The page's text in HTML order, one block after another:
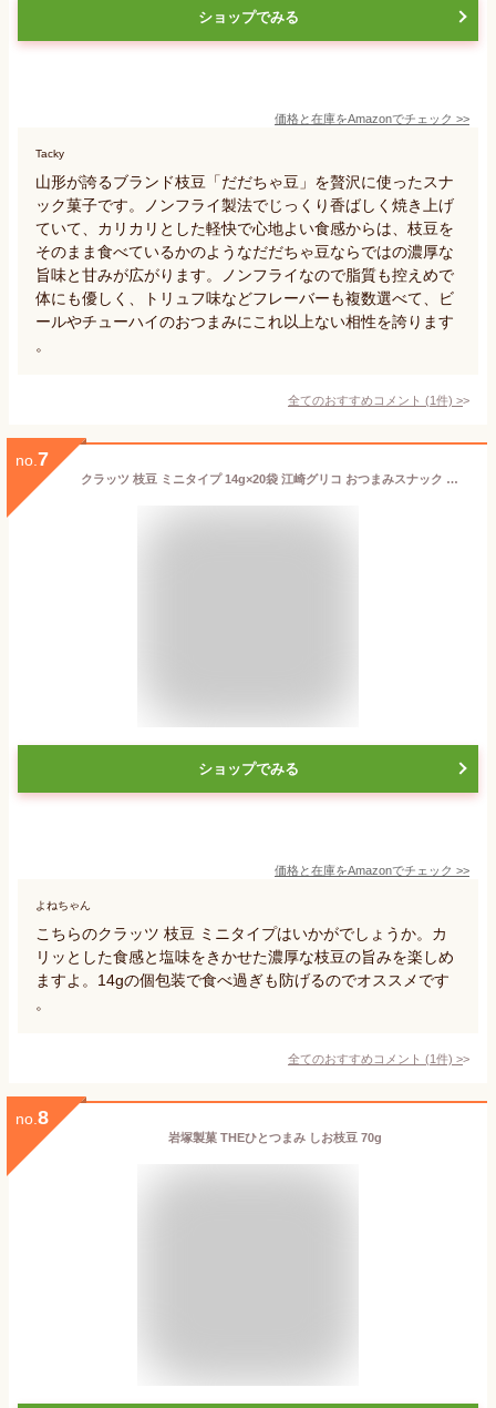
ショップでみる
価格と在庫をAmazonでチェック >>
Tacky
山形が誇るブランド枝豆「だだちゃ豆」を贅沢に使ったスナ
ック菓子です。ノンフライ製法でじっくり香ばしく焼き上げ
ていて、カリカリとした軽快で心地よい食感からは、枝豆を
そのまま食べているかのようなだだちゃ豆ならではの濃厚な
旨味と甘みが広がります。ノンフライなので脂質も控えめで
体にも優しく、トリュフ味などフレーバーも複数選べて、ビ
ールやチューハイのおつまみにこれ以上ない相性を誇ります
。
全てのおすすめコメント (1件) >
no. 7
クラッツ 枝豆 ミニタイプ 14g×20袋 江崎グリコ おつまみスナック 個包装 お酒に合う ビール ハイボール 酎ハイ ワイン glico cratz
ショップでみる
価格と在庫をAmazonでチェック >>
よねちゃん
こちらのクラッツ 枝豆 ミニタイプはいかがでしょうか。カ
リッとした食感と塩味をきかせた濃厚な枝豆の旨みを楽しめ
ますよ。14gの個包装で食べ過ぎも防げるのでオススメです
。
全てのおすすめコメント (1件) >
no. 8
岩塚製菓 THEひとつまみ しお枝豆 70g